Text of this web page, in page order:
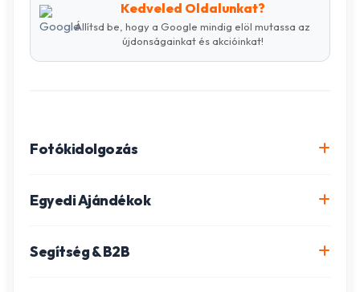
Kedveled Oldalunkat?
Állítsd be, hogy a Google mindig elöl mutassa az
újdonságainkat és akcióinkat!
Fotókidolgozás
Igazolványkép készítés
Egyedi Ajándékok
Segítség & B2B